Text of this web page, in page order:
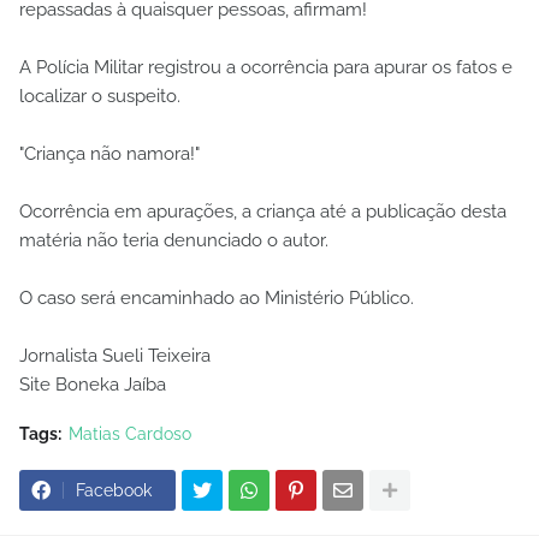
repassadas à quaisquer pessoas, afirmam!
A Polícia Militar registrou a ocorrência para apurar os fatos e
localizar o suspeito.
"Criança não namora!"
Ocorrência em apurações, a criança até a publicação desta
matéria não teria denunciado o autor.
O caso será encaminhado ao Ministério Público.
Jornalista Sueli Teixeira
Site Boneka Jaíba
Tags: Matias Cardoso
Facebook